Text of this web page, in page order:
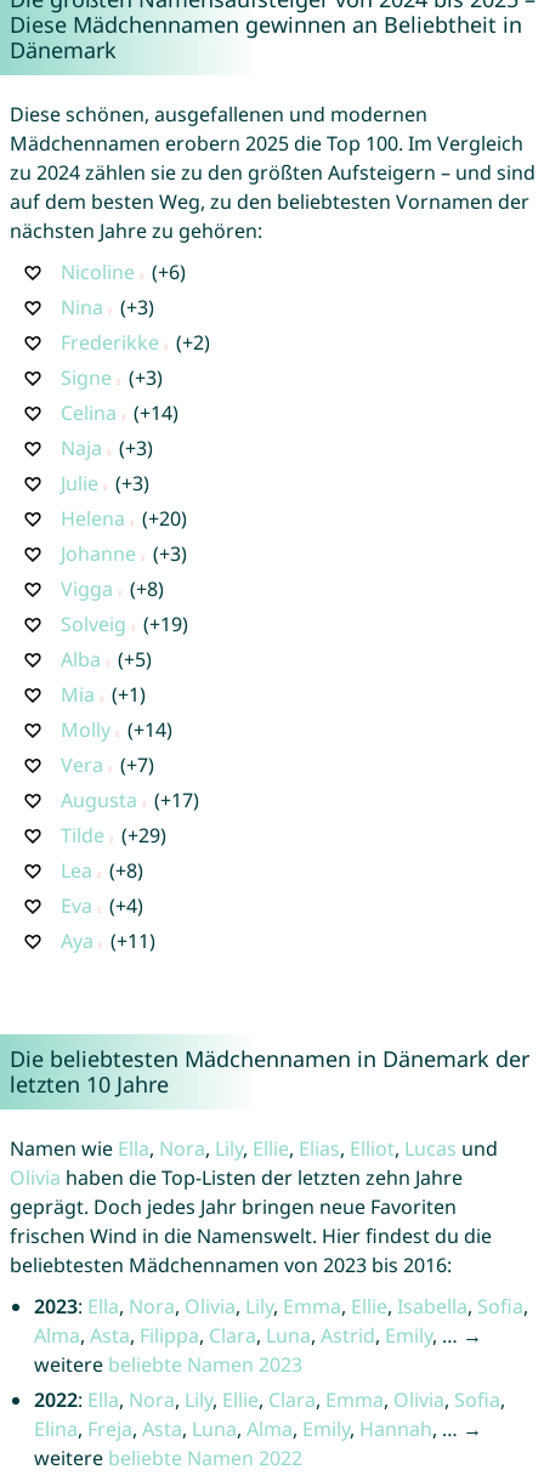
Diese Mädchennamen gewinnen an Beliebtheit in
Dänemark
Diese schönen, ausgefallenen und modernen
Mädchennamen erobern 2025 die Top 100. Im Vergleich
zu 2024 zählen sie zu den größten Aufsteigern – und sind
auf dem besten Weg, zu den beliebtesten Vornamen der
nächsten Jahre zu gehören:
Nicoline
(+6)
Nina
(+3)
Frederikke
(+2)
Signe
(+3)
Celina
(+14)
Naja
(+3)
Julie
(+3)
Helena
(+20)
Johanne
(+3)
Vigga
(+8)
Solveig
(+19)
Alba
(+5)
Mia
(+1)
Molly
(+14)
Vera
(+7)
Augusta
(+17)
Tilde
(+29)
Lea
(+8)
Eva
(+4)
Aya
(+11)
Die beliebtesten Mädchennamen in Dänemark der
letzten 10 Jahre
Namen wie Ella, Nora, Lily, Ellie, Elias, Elliot, Lucas und
Olivia haben die Top-Listen der letzten zehn Jahre
geprägt. Doch jedes Jahr bringen neue Favoriten
frischen Wind in die Namenswelt. Hier findest du die
beliebtesten Mädchennamen von 2023 bis 2016:
2023: Ella, Nora, Olivia, Lily, Emma, Ellie, Isabella, Sofia,
Alma, Asta, Filippa, Clara, Luna, Astrid, Emily, … →
weitere beliebte Namen 2023
2022: Ella, Nora, Lily, Ellie, Clara, Emma, Olivia, Sofia,
Elina, Freja, Asta, Luna, Alma, Emily, Hannah, … →
weitere beliebte Namen 2022